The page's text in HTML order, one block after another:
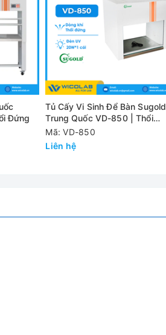
Đứng
Tủ Cấy Vi Sinh Để Bàn Sugold
Trung Quốc VD-850 | Thổi
Đứng
Mã: VD-850
Liên hệ